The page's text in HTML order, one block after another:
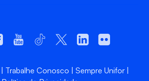
Trabalhe Conosco
Sempre Unifor